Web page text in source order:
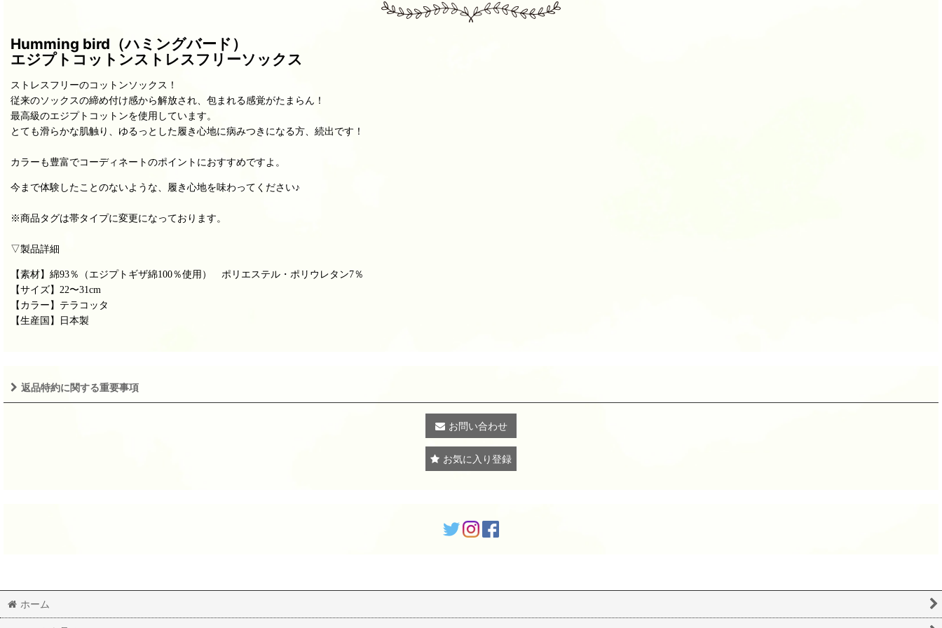
Humming bird（ハミングバード）
エジプトコットンストレスフリーソックス
ストレスフリーのコットンソックス！
従来のソックスの締め付け感から解放され、包まれる感覚がたまらん！
最高級のエジプトコットンを使用しています。
とても滑らかな肌触り、ゆるっとした履き心地に病みつきになる方、続出です！
カラーも豊富でコーディネートのポイントにおすすめですよ。
今まで体験したことのないような、履き心地を味わってください♪
※商品タグは帯タイプに変更になっております。
▽製品詳細
【素材】綿93％（エジプトギザ綿100％使用） ポリエステル・ポリウレタン7％
【サイズ】22〜31cm
【カラー】テラコッタ
【生産国】日本製
返品特約に関する重要事項
お問い合わせ
お気に入り登録
ホーム